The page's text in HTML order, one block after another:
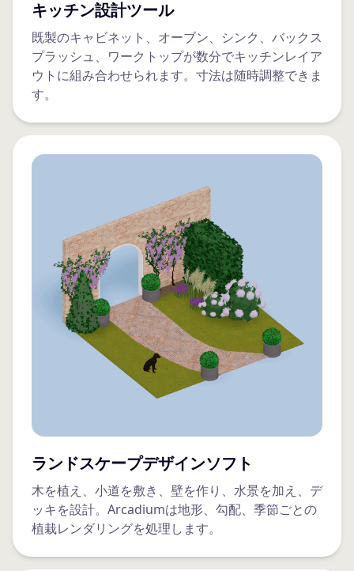
キッチン設計ツール
既製のキャビネット、オーブン、シンク、バックス
プラッシュ、ワークトップが数分でキッチンレイア
ウトに組み合わせられます。寸法は随時調整できま
す。
ランドスケープデザインソフト
木を植え、小道を敷き、壁を作り、水景を加え、デ
ッキを設計。Arcadiumは地形、勾配、季節ごとの
植栽レンダリングを処理します。